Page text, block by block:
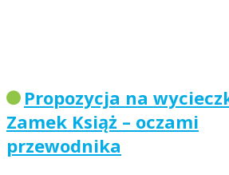
Propozycja na
Zamek Książ – oczami
przewodnika